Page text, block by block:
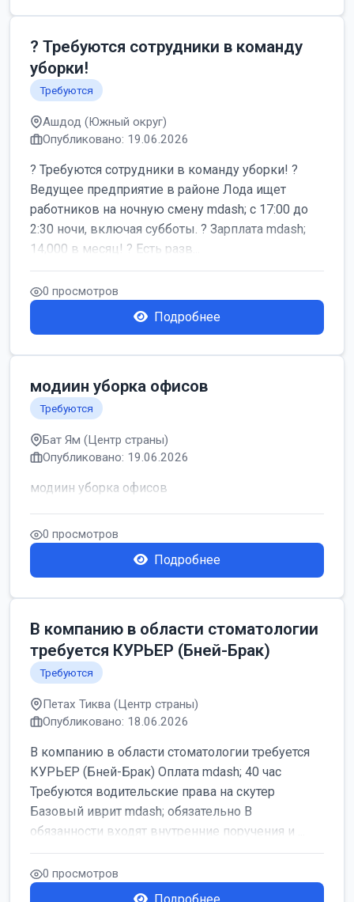
? Требуются сотрудники в команду
уборки!
Требуются
Ашдод (Южный округ)
Опубликовано: 19.06.2026
? Требуются сотрудники в команду уборки! ?
Ведущее предприятие в районе Лода ищет
работников на ночную смену mdash; с 17:00 до
2:30 ночи, включая субботы. ? Зарплата mdash;
14,000 в месяц! ? Есть разв...
0 просмотров
Подробнее
модиин уборка офисов
Требуются
Бат Ям (Центр страны)
Опубликовано: 19.06.2026
модиин уборка офисов
0 просмотров
Подробнее
В компанию в области стоматологии
требуется КУРЬЕР (Бней-Брак)
Требуются
Петах Тиква (Центр страны)
Опубликовано: 18.06.2026
В компанию в области стоматологии требуется
КУРЬЕР (Бней-Брак) Оплата mdash; 40 час
Требуются водительские права на скутер
Базовый иврит mdash; обязательно В
обязанности входят внутренние поручения и ...
0 просмотров